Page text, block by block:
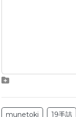
munetoki 19手詰